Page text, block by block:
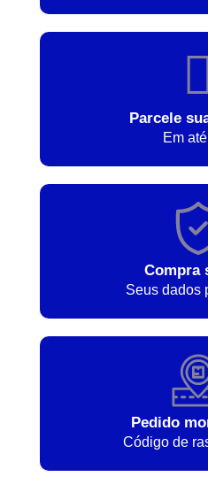
Parcele
Em
Compra
Seus dados
Pedido
Código de